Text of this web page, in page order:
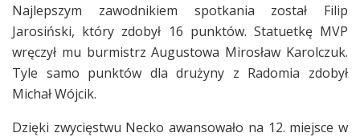
Najlepszym zawodnikiem spotkania został Filip
Jarosiński, który zdobył 16 punktów. Statuetkę MVP
wręczył mu burmistrz Augustowa Mirosław Karolczuk.
Tyle samo punktów dla drużyny z Radomia zdobył
Michał Wójcik.
Dzięki zwycięstwu Necko awansowało na 12. miejsce w